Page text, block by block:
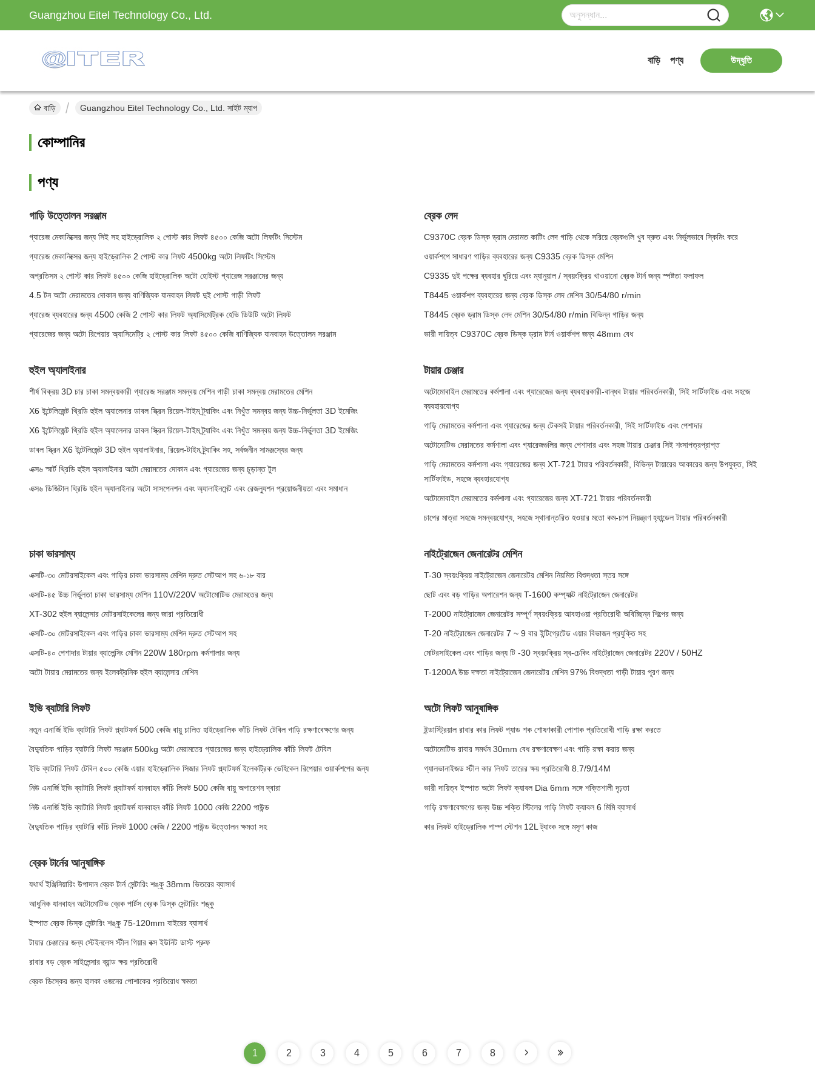
Guangzhou Eitel Technology Co., Ltd.
বাড়ি পণ্য উদ্ধৃতি
বাড়ি Guangzhou Eitel Technology Co., Ltd. সাইট ম্যাপ
কোম্পানির
পণ্য
গাড়ি উত্তোলন সরঞ্জাম
গ্যারেজ মেকানিক্সের জন্য সিই সহ হাইড্রোলিক ২ পোস্ট কার লিফট ৪৫০০ কেজি অটো লিফটিং সিস্টেম
গ্যারেজ মেকানিক্সের জন্য হাইড্রোলিক 2 পোস্ট কার লিফট 4500kg অটো লিফটিং সিস্টেম
অপ্রতিসম ২ পোস্ট কার লিফট ৪৫০০ কেজি হাইড্রোলিক অটো হোইস্ট গ্যারেজ সরঞ্জামের জন্য
4.5 টন অটো মেরামতের দোকান জন্য বাণিজ্যিক যানবাহন লিফট দুই পোস্ট গাড়ী লিফট
গ্যারেজ ব্যবহারের জন্য 4500 কেজি 2 পোস্ট কার লিফট অ্যাসিমেট্রিক হেভি ডিউটি অটো লিফট
গ্যারেজের জন্য অটো রিপেয়ার অ্যাসিমেট্রি ২ পোস্ট কার লিফট ৪৫০০ কেজি বাণিজ্যিক যানবাহন উত্তোলন সরঞ্জাম
ব্রেক লেদ
C9370C ব্রেক ডিস্ক ড্রাম মেরামত কাটিং লেদ গাড়ি থেকে সরিয়ে ব্রেকগুলি খুব দ্রুত এবং নির্ভুলভাবে স্কিমিং করে
ওয়ার্কশপে সাধারণ গাড়ির ব্যবহারের জন্য C9335 ব্রেক ডিস্ক মেশিন
C9335 দুই পক্ষের ব্যবহার ঘুরিয়ে এবং ম্যানুয়াল / স্বয়ংক্রিয় খাওয়ানো ব্রেক টার্ন জন্য স্পষ্টতা ফলাফল
T8445 ওয়ার্কশপ ব্যবহারের জন্য ব্রেক ডিস্ক লেদ মেশিন 30/54/80 r/min
T8445 ব্রেক ড্রাম ডিস্ক লেদ মেশিন 30/54/80 r/min বিভিন্ন গাড়ির জন্য
ভারী দায়িত্ব C9370C ব্রেক ডিস্ক ড্রাম টার্ন ওয়ার্কশপ জন্য 48mm বেধ
হুইল অ্যালাইনার
শীর্ষ বিক্রয় 3D চার চাকা সমন্বয়কারী গ্যারেজ সরঞ্জাম সমন্বয় মেশিন গাড়ী চাকা সমন্বয় মেরামতের মেশিন
X6 ইন্টেলিজেন্ট থ্রিডি হুইল অ্যালেনার ডাবল স্ক্রিন রিয়েল-টাইম ট্র্যাকিং এবং নিখুঁত সমন্বয় জন্য উচ্চ-নির্ভুলতা 3D ইমেজিং
X6 ইন্টেলিজেন্ট থ্রিডি হুইল অ্যালেনার ডাবল স্ক্রিন রিয়েল-টাইম ট্র্যাকিং এবং নিখুঁত সমন্বয় জন্য উচ্চ-নির্ভুলতা 3D ইমেজিং
ডাবল স্ক্রিন X6 ইন্টেলিজেন্ট 3D হুইল অ্যালাইনার, রিয়েল-টাইম ট্র্যাকিং সহ, সর্বজনীন সামঞ্জস্যের জন্য
এক্স৬ স্মার্ট থ্রিডি হুইল অ্যালাইনার অটো মেরামতের দোকান এবং গ্যারেজের জন্য চূড়ান্ত টুল
এক্স৬ ডিজিটাল থ্রিডি হুইল অ্যালাইনার অটো সাসপেনশন এবং অ্যালাইনমেন্ট এবং রেজল্যুশন প্রয়োজনীয়তা এবং সমাধান
টায়ার চেঞ্জার
অটোমোবাইল মেরামতের কর্মশালা এবং গ্যারেজের জন্য ব্যবহারকারী-বান্ধব টায়ার পরিবর্তনকারী, সিই সার্টিফাইড এবং সহজে
ব্যবহারযোগ্য
গাড়ি মেরামতের কর্মশালা এবং গ্যারেজের জন্য টেকসই টায়ার পরিবর্তনকারী, সিই সার্টিফাইড এবং পেশাদার
অটোমোটিভ মেরামতের কর্মশালা এবং গ্যারেজগুলির জন্য পেশাদার এবং সহজ টায়ার চেঞ্জার সিই শংসাপত্রপ্রাপ্ত
গাড়ি মেরামতের কর্মশালা এবং গ্যারেজের জন্য XT-721 টায়ার পরিবর্তনকারী, বিভিন্ন টায়ারের আকারের জন্য উপযুক্ত, সিই
সার্টিফাইড, সহজে ব্যবহারযোগ্য
অটোমোবাইল মেরামতের কর্মশালা এবং গ্যারেজের জন্য XT-721 টায়ার পরিবর্তনকারী
চাপের মাত্রা সহজে সমন্বয়যোগ্য, সহজে স্থানান্তরিত হওয়ার মতো কম-চাপ নিয়ন্ত্রণ হ্যান্ডেল টায়ার পরিবর্তনকারী
চাকা ভারসাম্য
এক্সটি-৩০ মোটরসাইকেল এবং গাড়ির চাকা ভারসাম্য মেশিন দ্রুত সেটআপ সহ ৬-১৮ বার
এক্সটি-৪৫ উচ্চ নির্ভুলতা চাকা ভারসাম্য মেশিন 110V/220V অটোমোটিভ মেরামতের জন্য
XT-302 হুইল ব্যালেন্সার মোটরসাইকেলের জন্য জারা প্রতিরোধী
এক্সটি-৩০ মোটরসাইকেল এবং গাড়ির চাকা ভারসাম্য মেশিন দ্রুত সেটআপ সহ
এক্সটি-৪০ পেশাদার টায়ার ব্যালেন্সিং মেশিন 220W 180rpm কর্মশালার জন্য
অটো টায়ার মেরামতের জন্য ইলেকট্রনিক হুইল ব্যালেন্সার মেশিন
নাইট্রোজেন জেনারেটর মেশিন
T-30 স্বয়ংক্রিয় নাইট্রোজেন জেনারেটর মেশিন নিয়মিত বিশুদ্ধতা স্তর সঙ্গে
ছোট এবং বড় গাড়ির অপারেশন জন্য T-1600 কম্প্যাক্ট নাইট্রোজেন জেনারেটর
T-2000 নাইট্রোজেন জেনারেটর সম্পূর্ণ স্বয়ংক্রিয় আবহাওয়া প্রতিরোধী অবিচ্ছিন্ন শিল্পের জন্য
T-20 নাইট্রোজেন জেনারেটর 7 ~ 9 বার ইন্টিগ্রেটেড এয়ার বিভাজন প্রযুক্তি সহ
মোটরসাইকেল এবং গাড়ির জন্য টি -30 স্বয়ংক্রিয় স্ব-চেকিং নাইট্রোজেন জেনারেটর 220V / 50HZ
T-1200A উচ্চ দক্ষতা নাইট্রোজেন জেনারেটর মেশিন 97% বিশুদ্ধতা গাড়ী টায়ার পূরণ জন্য
ইভি ব্যাটারি লিফট
নতুন এনার্জি ইভি ব্যাটারি লিফট প্ল্যাটফর্ম 500 কেজি বায়ু চালিত হাইড্রোলিক কাঁচি লিফট টেবিল গাড়ি রক্ষণাবেক্ষণের জন্য
বৈদ্যুতিক গাড়ির ব্যাটারি লিফট সরঞ্জাম 500kg অটো মেরামতের গ্যারেজের জন্য হাইড্রোলিক কাঁচি লিফট টেবিল
ইভি ব্যাটারি লিফট টেবিল ৫০০ কেজি এয়ার হাইড্রোলিক সিজার লিফট প্ল্যাটফর্ম ইলেকট্রিক ভেহিকেল রিপেয়ার ওয়ার্কশপের জন্য
নিউ এনার্জি ইভি ব্যাটারি লিফট প্ল্যাটফর্ম যানবাহন কাঁচি লিফট 500 কেজি বায়ু অপারেশন দ্বারা
নিউ এনার্জি ইভি ব্যাটারি লিফট প্ল্যাটফর্ম যানবাহন কাঁচি লিফট 1000 কেজি 2200 পাউন্ড
বৈদ্যুতিক গাড়ির ব্যাটারি কাঁচি লিফট 1000 কেজি / 2200 পাউন্ড উত্তোলন ক্ষমতা সহ
অটো লিফট আনুষাঙ্গিক
ইন্ডাস্ট্রিয়াল রাবার কার লিফট প্যাড শক শোষণকারী পোশাক প্রতিরোধী গাড়ি রক্ষা করতে
অটোমোটিভ রাবার সমর্থন 30mm বেধ রক্ষণাবেক্ষণ এবং গাড়ি রক্ষা করার জন্য
গ্যালভানাইজড স্টীল কার লিফট তারের ক্ষয় প্রতিরোধী 8.7/9/14M
ভারী দায়িত্ব ইস্পাত অটো লিফট ক্যাবল Dia 6mm সঙ্গে শক্তিশালী দৃঢ়তা
গাড়ি রক্ষণাবেক্ষণের জন্য উচ্চ শক্তি স্টিলের গাড়ি লিফট ক্যাবল 6 মিমি ব্যাসার্ধ
কার লিফট হাইড্রোলিক পাম্প স্টেশন 12L ট্যাংক সঙ্গে মসৃণ কাজ
ব্রেক টার্নের আনুষাঙ্গিক
যথার্থ ইঞ্জিনিয়ারিং উপাদান ব্রেক টার্ন সেন্টারিং শঙ্কু 38mm ভিতরের ব্যাসার্ধ
আধুনিক যানবাহন অটোমোটিভ ব্রেক পার্টস ব্রেক ডিস্ক সেন্টারিং শঙ্কু
ইস্পাত ব্রেক ডিস্ক সেন্টারিং শঙ্কু 75-120mm বাইরের ব্যাসার্ধ
টায়ার চেঞ্জারের জন্য স্টেইনলেস স্টীল গিয়ার বক্স ইউনিট ডাস্ট প্রুফ
রাবার বড় ব্রেক সাইলেন্সার ব্যান্ড ক্ষয় প্রতিরোধী
ব্রেক ডিস্কের জন্য হালকা ওজনের পোশাকের প্রতিরোধ ক্ষমতা
1 2 3 4 5 6 7 8